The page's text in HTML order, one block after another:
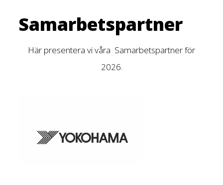
Samarbetspartner
Här presentera vi våra Samarbetspartner för
2026.